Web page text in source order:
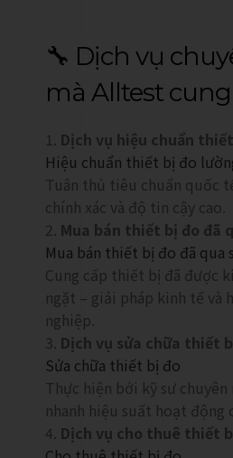
🔧 Dịch vụ
mà Alltest
Dịch vụ hiệu chuẩn
Hiệu chuẩn thiết bị đo
Tuân thủ tiêu chuẩn quốc
chính xác và độ tin cậy cao.
Mua bán thiết bị đo đã
Mua bán thiết bị đo đã qua
Cung cấp thiết bị đã được
ngặt – giải pháp kinh tế và
nghiệp.
Dịch vụ sửa chữa thiết
Sửa chữa thiết bị đo
Thực hiện bởi kỹ sư
nhanh hiệu suất hoạt động
Dịch vụ cho thuê thiết